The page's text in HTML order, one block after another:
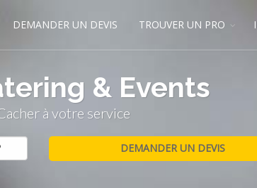
DEMANDER UN DEVIS TROUVER UN PRO
& Events
à votre service